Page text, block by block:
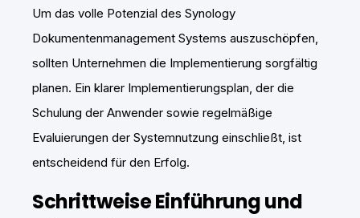
Um das volle Potenzial des Synology
Dokumentenmanagement Systems auszuschöpfen,
sollten Unternehmen die Implementierung sorgfältig
planen. Ein klarer Implementierungsplan, der die
Schulung der Anwender sowie regelmäßige
Evaluierungen der Systemnutzung einschließt, ist
entscheidend für den Erfolg.
Schrittweise Einführung und